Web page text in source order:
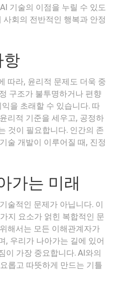
기술의 이점을 누릴 수 있도
사회의 전반적인 행복과 안정
항
따라, 윤리적 문제도 더욱 중
구조가 불투명하거나 편향
을 초래할 수 있습니다. 따
리적 기준을 세우고, 공정하
것이 필요합니다. 인간의 존
술 개발이 이루어질 때, 진정
가는 미래
술적인 문제가 아닙니다. 이
지 요소가 얽힌 복합적인 문
해서는 모든 이해관계자가
, 우리가 나아가는 길에 있어
이 가장 중요합니다. AI와의
롭고 따뜻하게 만드는 기틀